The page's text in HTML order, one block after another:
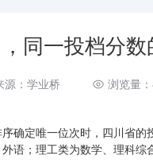
同一投档分
源：学业桥 浏览量
确定唯一位次时，四川省
语；理工类为数学、理科综